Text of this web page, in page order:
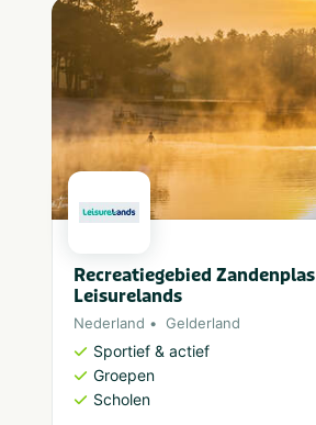
Recreatiegebied Zandenplas
Leisurelands
Nederland Gelderland
Sportief & actief
Groepen
Scholen